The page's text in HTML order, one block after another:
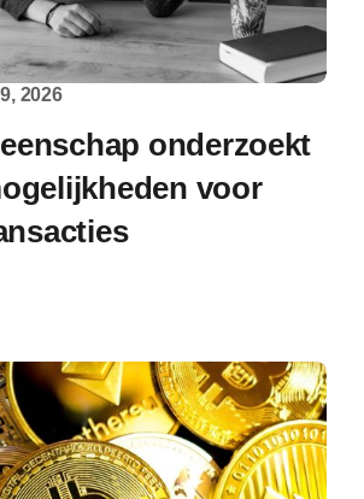
2026
onderzoekt
voor